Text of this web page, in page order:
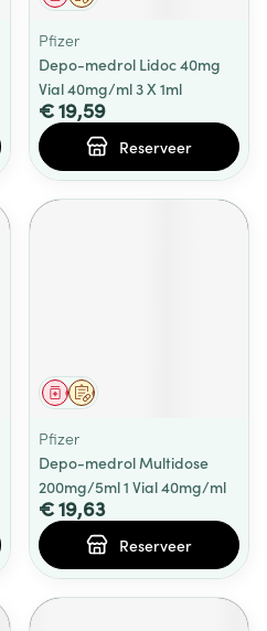
Pfizer
Depo-medrol Lidoc 40mg
Vial 40mg/ml 3 X 1ml
€ 19,59
Reserveer
Op voorschrift
Geneesmiddel
Pfizer
Depo-medrol Multidose
200mg/5ml 1 Vial 40mg/ml
€ 19,63
Reserveer